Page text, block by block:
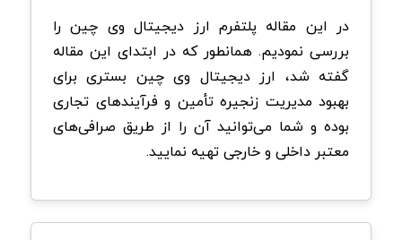
در این مقاله پلتفرم ارز دیجیتال وی چین را
بررسی نمودیم. همانطور که در ابتدای این مقاله
گفته شد، ارز دیجیتال وی چین بستری برای
بهبود مدیریت زنجیره تأمین و فرآیندهای تجاری
بوده و شما می‌توانید آن را از طریق صرافی‌های
معتبر داخلی و خارجی تهیه نمایید.